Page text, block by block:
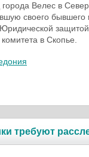
города Велес в
своего
в Скопье.
требуют